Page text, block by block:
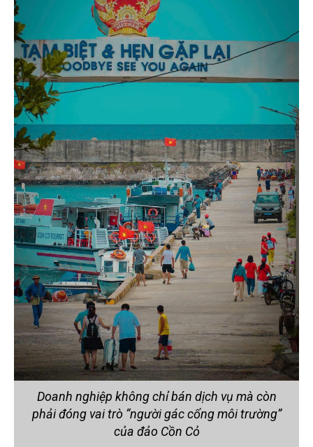
Doanh nghiệp không chỉ bán dịch vụ mà còn
phải đóng vai trò “người gác cổng môi trường”
của đảo Cồn Cỏ